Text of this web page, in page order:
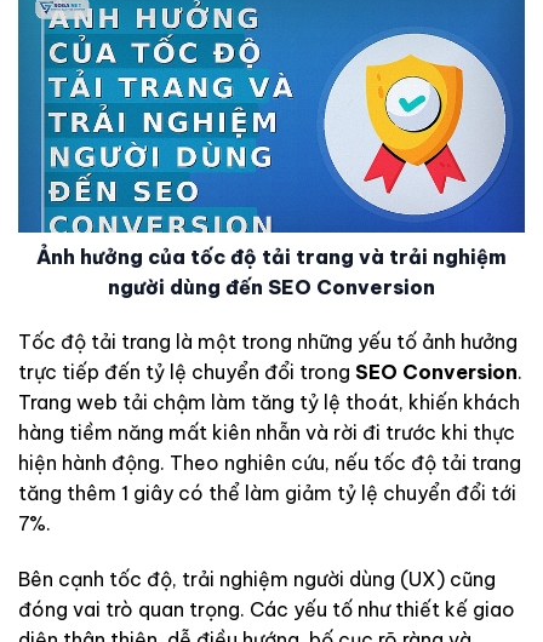
Ảnh hưởng của tốc độ tải trang và trải nghiệm
người dùng đến SEO Conversion
Tốc độ tải trang là một trong những yếu tố ảnh hưởng
trực tiếp đến tỷ lệ chuyển đổi trong SEO Conversion.
Trang web tải chậm làm tăng tỷ lệ thoát, khiến khách
hàng tiềm năng mất kiên nhẫn và rời đi trước khi thực
hiện hành động. Theo nghiên cứu, nếu tốc độ tải trang
tăng thêm 1 giây có thể làm giảm tỷ lệ chuyển đổi tới
7%.
Bên cạnh tốc độ, trải nghiệm người dùng (UX) cũng
đóng vai trò quan trọng. Các yếu tố như thiết kế giao